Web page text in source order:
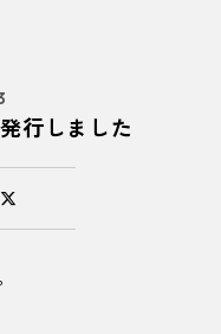
行しました